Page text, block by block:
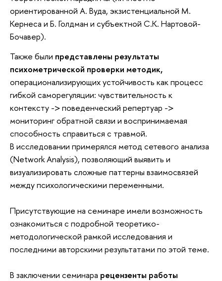
ориентированной А. Вуда, экзистенциальной М.
Кернеса и Б. Голдман и субъектной С.К. Нартовой-
Бочавер).
Также были представлены результаты
психометрической проверки методик,
операционализирующих устойчивость как процесс
гибкой саморегуляции: чувствительность к
контексту -> поведенческий репертуар ->
мониторинг обратной связи и воспринимаемая
способность справиться с травмой.
В исследовании примерялся метод сетевого анализа
(Network Analysis), позволяющий выявить и
визуализировать сложные паттерны взаимосвязей
между психологическими переменными.
Присутствующие на семинаре имели возможность
ознакомиться с подробной теоретико-
методологической рамкой исследования и
последними авторскими результатами по этой теме.
В заключении семинара рецензенты работы